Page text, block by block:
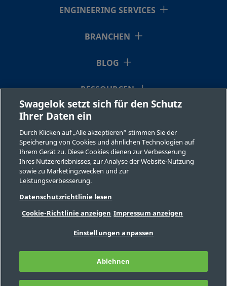
ENGINEERING SERVICES
BRANCHEN
BLOG
RESSOURCEN
ÜBER UNS
©2026 Swagelok Company. Alle Rechte vorbehalten.
Datenschutzbestimmungen
Rechtliche Bestimmungen
FAQ
Seitenverzeichnis
Cookie-Präferenzen
Meine personenbezogenen Informationen
Swagelok setzt sich für den Schutz
Ihrer Daten ein
Durch Klicken auf „Alle akzeptieren“ stimmen Sie der
Speicherung von Cookies und ähnlichen Technologien auf
Ihrem Gerät zu. Diese Cookies dienen zur Verbesserung
Ihres Nutzererlebnisses, zur Analyse der Website-Nutzung
sowie zu Marketingzwecken und zur
Leistungsverbesserung.
Datenschutzrichtlinie lesen
Cookie-Richtlinie anzeigen Impressum anzeigen
Einstellungen anpassen
Ablehnen